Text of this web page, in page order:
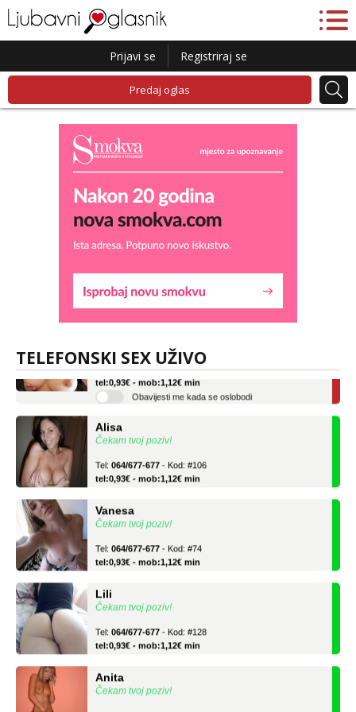
Prijavi se Registriraj se
Predaj oglas
TELEFONSKI SEX UŽIVO
Liliana
Tel:064/677-677- Kod: #69
Alisa
Čekam tvoj poziv!
Vanesa
Čekam tvoj poziv!
Lili
Čekam tvoj poziv!
Anita
Čekam tvoj poziv!